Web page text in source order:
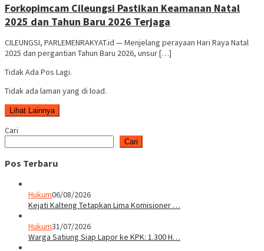
Forkopimcam Cileungsi Pastikan Keamanan Natal
2025 dan Tahun Baru 2026 Terjaga
CILEUNGSI, PARLEMENRAKYAT.id — Menjelang perayaan Hari Raya Natal
2025 dan pergantian Tahun Baru 2026, unsur […]
Tidak Ada Pos Lagi.
Tidak ada laman yang di load.
Lihat Lainnya
Cari
Cari
Pos Terbaru
Hukum06/08/2026
Kejati Kalteng Tetapkan Lima Komisioner …
Hukum31/07/2026
Warga Satiung Siap Lapor ke KPK: 1.300 H…